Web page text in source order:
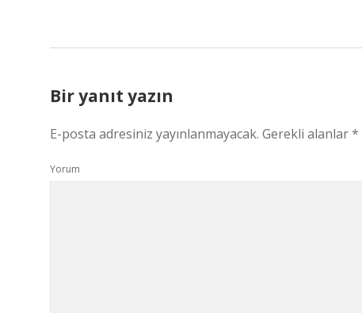
Bir yanıt yazın
E-posta adresiniz yayınlanmayacak. Gerekli alanlar*
Yorum